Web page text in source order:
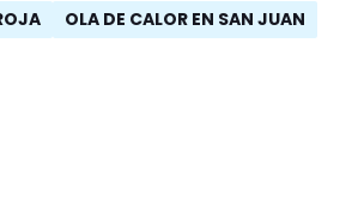
OLA DE CALOR EN SAN JUAN